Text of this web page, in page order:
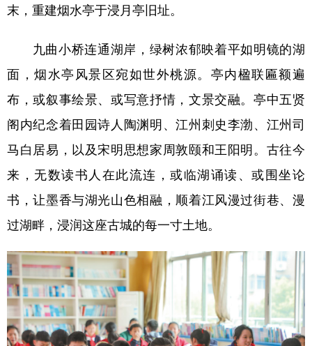
末，重建烟水亭于浸月亭旧址。
九曲小桥连通湖岸，绿树浓郁映着平如明镜的湖
面，烟水亭风景区宛如世外桃源。亭内楹联匾额遍
布，或叙事绘景、或写意抒情，文景交融。亭中五贤
阁内纪念着田园诗人陶渊明、江州刺史李渤、江州司
马白居易，以及宋明思想家周敦颐和王阳明。古往今
来，无数读书人在此流连，或临湖诵读、或围坐论
书，让墨香与湖光山色相融，顺着江风漫过街巷、漫
过湖畔，浸润这座古城的每一寸土地。